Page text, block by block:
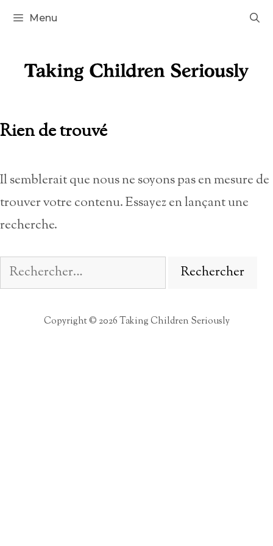
Aller
Menu
Rien de trouvé
Il semblerait que nous ne soyons pas en mesure de
trouver votre contenu. Essayez en lançant une
recherche.
Rechercher :
Copyright © 2026 Taking Children Seriously